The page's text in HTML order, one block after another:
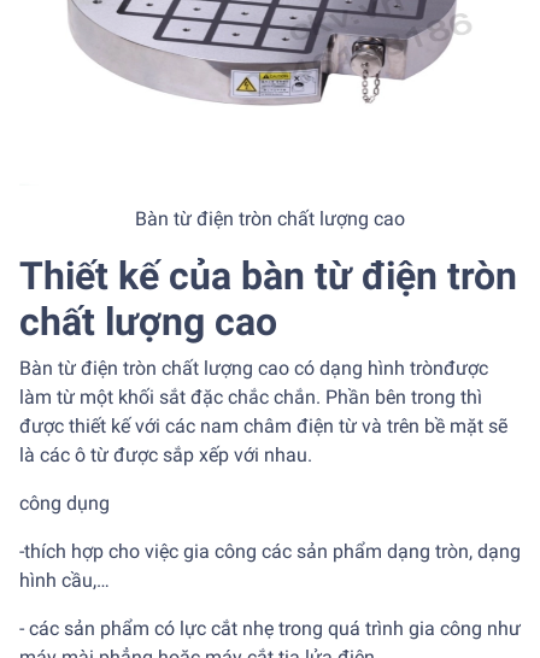
Bàn từ điện tròn chất lượng cao
Thiết kế của bàn từ điện tròn
chất lượng cao
Bàn từ điện tròn chất lượng cao có dạng hình trònđược
làm từ một khối sắt đặc chắc chắn. Phần bên trong thì
được thiết kế với các nam châm điện từ và trên bề mặt sẽ
là các ô từ được sắp xếp với nhau.
công dụng
-thích hợp cho việc gia công các sản phẩm dạng tròn, dạng
hình cầu,…
- các sản phẩm có lực cắt nhẹ trong quá trình gia công như